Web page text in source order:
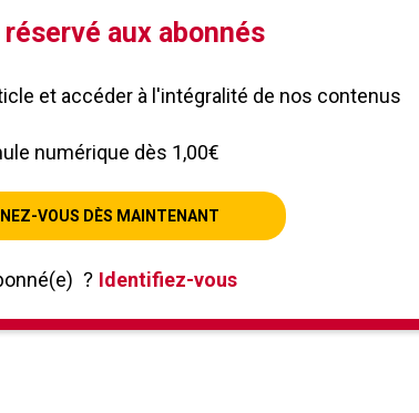
aux abonnés
et accéder à l'intégralité de nos contenus
numérique dès 1,00€
VOUS DÈS MAINTENANT
? Identifiez-vous